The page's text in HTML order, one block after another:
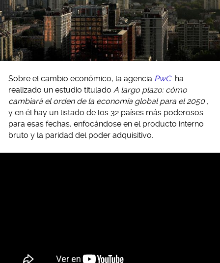
Sobre el cambio económico, la agencia PwC ha
realizado un estudio titulado A largo plazo: cómo
cambiará el orden de la economía global para el 2050 ,
y en él hay un listado de los 32 países más poderosos
para esas fechas, enfocándose en el producto interno
bruto y la paridad del poder adquisitivo.